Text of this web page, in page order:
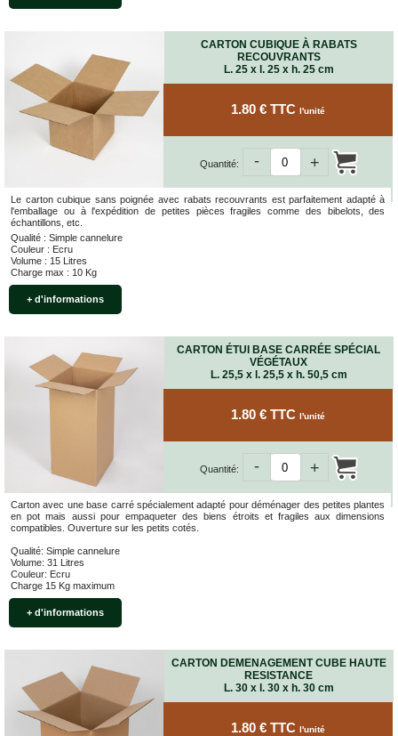
CARTONS
SPÉCIAUX
Cartons
Barrels
Cartons
Cartons
Base
Rectangulaire
Cartons
Télescopiques
FIN
CARTONS
D'EXPÉDITION
CALAGES
Films
Bulles
Films
Mousse
Films
Bulles
Kraft
Housses
Protection
CARTON CUBIQUE À RABATS
RECOUVRANTS
L. 25 x l. 25 x h. 25 cm
Le carton cubique sans poignée avec rabats recouvrants est parfaitement adapté à
l'emballage ou à l'expédition de petites pièces fragiles comme des bibelots, des
échantillons, etc.
Qualité : Simple cannelure
Couleur : Ecru
Volume : 15 Litres
Charge max : 10 Kg
+ d'informations
1.80 € TTC l'unité
Quantité: +
-
CARTON ÉTUI BASE CARRÉE SPÉCIAL
VÉGÉTAUX
L. 25,5 x l. 25,5 x h. 50,5 cm
Carton avec une base carré spécialement adapté pour déménager des petites plantes
en pot mais aussi pour empaqueter des biens étroits et fragiles aux dimensions
compatibles. Ouverture sur les petits cotés.
Qualité: Simple cannelure
Volume: 31 Litres
Couleur: Ecru
Charge 15 Kg maximum
+ d'informations
1.80 € TTC l'unité
Quantité: +
-
CARTON DEMENAGEMENT CUBE HAUTE
RESISTANCE
L. 30 x l. 30 x h. 30 cm
1.80 € TTC l'unité